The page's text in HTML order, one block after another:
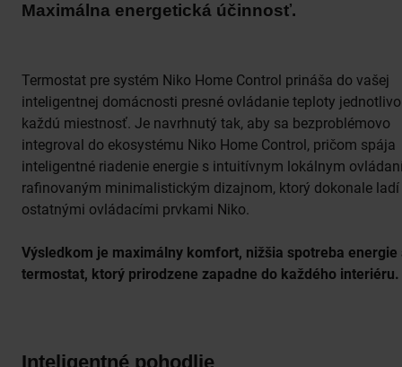
Maximálna energetická účinnosť.
Termostat pre systém Niko Home Control prináša do vašej
inteligentnej domácnosti presné ovládanie teploty
každú miestnosť. Je navrhnutý tak, aby sa bezproblémovo
integroval do ekosystému Niko Home Control, pričom spája
inteligentné riadenie energie s intuitívnym lokálnym
rafinovaným minimalistickým dizajnom, ktorý dokonale ladí
ostatnými ovládacími prvkami Niko.
Výsledkom je maximálny komfort, nižšia spotreba energie
termostat, ktorý prirodzene zapadne do každého interiéru.
Inteligentné pohodlie